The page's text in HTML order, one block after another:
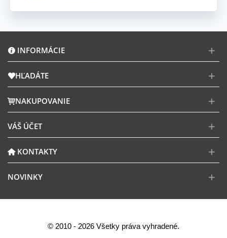
INFORMÁCIE
HĽADÁTE
NAKUPOVANIE
VÁŠ ÚČET
KONTAKTY
NOVINKY
© 2010 - 2026 Všetky práva vyhradené.